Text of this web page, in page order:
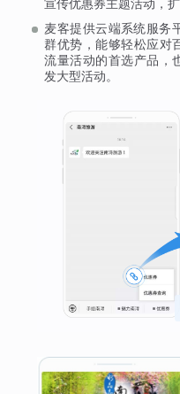
麦客提供云端系统服务
群优势，能够轻松应对
流量活动的首选产品，
发大型活动。